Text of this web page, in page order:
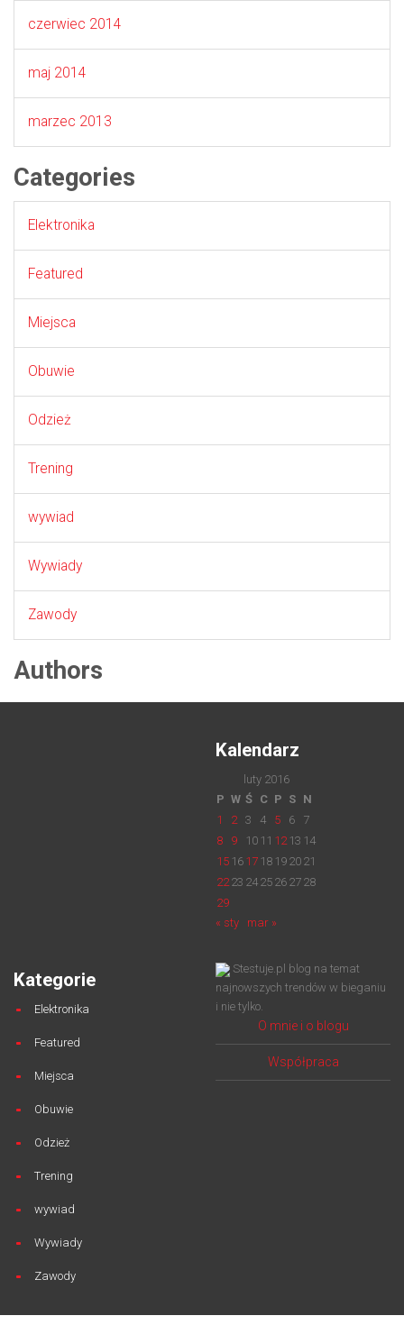
czerwiec 2014
maj 2014
marzec 2013
Categories
Elektronika
Featured
Miejsca
Obuwie
Odzież
Trening
wywiad
Wywiady
Zawody
Authors
Kalendarz
luty 2016
P W Ś C P S N
1
2 3 4 5 6
7
8
9 10 11 12 13 14
15 16 17 18 19 20 21
22 23 24 25 26 27 28
29
« sty
mar »
Kategorie
Elektronika
Featured
Miejsca
Obuwie
Odzież
Trening
wywiad
Wywiady
Zawody
Stestuje.pl blog na temat
najnowszych trendów w bieganiu
i nie tylko.
O mnie i o blogu
Współpraca